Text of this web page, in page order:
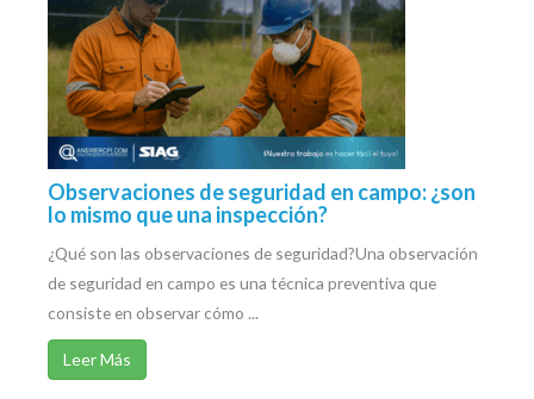
Observaciones de seguridad en campo: ¿son
lo mismo que una inspección?
¿Qué son las observaciones de seguridad?Una observación
de seguridad en campo es una técnica preventiva que
consiste en observar cómo ...
Leer Más